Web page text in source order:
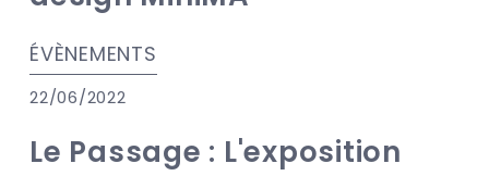
ÉVÈNEMENTS
22/06/2022
Le Passage : L'exposition